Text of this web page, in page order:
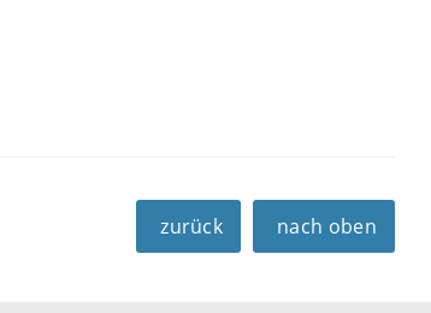
zurück nach oben